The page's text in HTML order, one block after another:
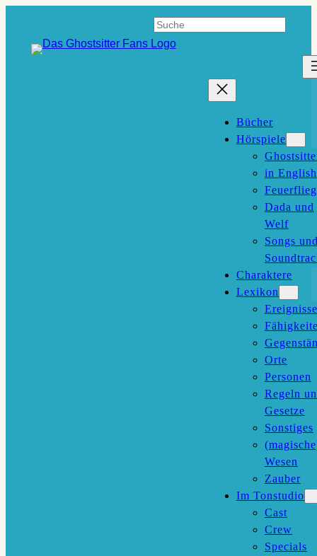
springen
Suchen
Bücher
Hörspiele
in English
Feuerflieg
Dada und
Welf
Songs
Charaktere
Lexikon
Ereignisse
Orte
Personen
Regeln
Gesetze
Sonstiges
Wesen
Zauber
Im Tonstudio
Cast
Crew
Specials